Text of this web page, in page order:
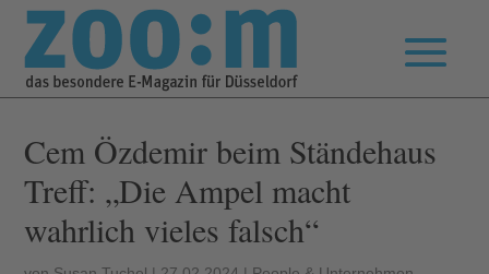
Cem Özdemir beim Ständehaus
Treff: „Die Ampel macht
wahrlich vieles falsch“